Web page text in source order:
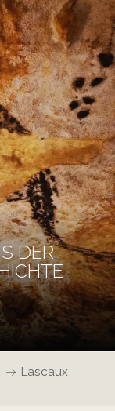
DER
Lascaux